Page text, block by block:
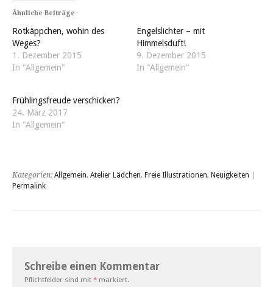
Ähnliche Beiträge
Rotkäppchen, wohin des
Weges?
1. Dezember 2015
In "Allgemein"
Engelslichter – mit
Himmelsduft!
9. Dezember 2015
In "Allgemein"
Frühlingsfreude verschicken?
24. März 2017
In "Allgemein"
Kategorien: Allgemein, Atelier Lädchen, Freie Illustrationen, Neuigkeiten
Permalink
Schreibe einen Kommentar
Pflichtfelder sind mit * markiert.